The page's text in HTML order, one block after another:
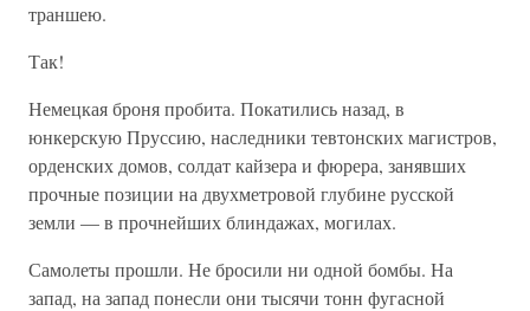
траншею.
Так!
Немецкая броня пробита. Покатились назад, в
юнкерскую Пруссию, наследники тевтонских магистров,
орденских домов, солдат кайзера и фюрера, занявших
прочные позиции на двухметровой глубине русской
земли — в прочнейших блиндажах, могилах.
Самолеты прошли. Не бросили ни одной бомбы. На
запад, на запад понесли они тысячи тонн фугасной